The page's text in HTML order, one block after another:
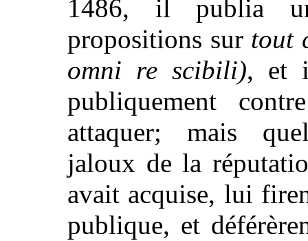
1486, il publia
propositions sur tout
omni re scibili), et
publiquement
attaquer; mais
jaloux de la
avait acquise, lui
publique, et